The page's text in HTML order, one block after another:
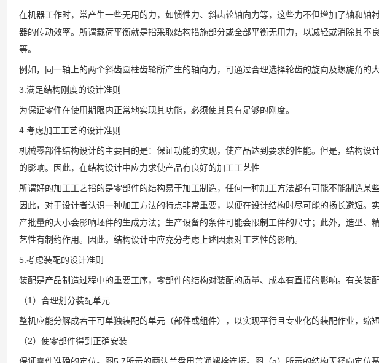
在机器工作时，常产生一些无用的力，如惯性力、斜齿轮轴向力等，这些力不但增加了轴和轴
器的传动效率。所谓载荷平衡就是指采取结构措施部分或全部平衡无用力，以减轻或消除其不
等。
例如，同一轴上的两个斜齿圆柱齿轮所产生的轴向力，可通过合理选择轮齿的旋向及螺旋角的
3.满足结构刚度的设计准则
为保证零件在使用期限内正常地实现其功能，必须使其具有足够的刚度。
4.考虑加工工艺的设计准则
机械零部件结构设计的主要目的是：保证功能的实现，使产品达到要求的性能。但是，结构设
的影响。因此，在结构设计中应力求使产品有良好的加工工艺性
所谓好的加工工艺指的是零部件的结构易于加工制造，任何一种加工方法都有可能不能制造某
因此，对于设计者认识一种加工方法的特点非常重要，以便在设计结构时尽可能的扬长避短。
产批量的大小会影响坯件的生成方法；生产设备的条件可能会限制工件的尺寸；此外，造型、
艺性有制约作用。因此，结构设计中应充分考虑上述因素对工艺性的影响。
5.考虑装配的设计准则
装配是产品制造过程中的重要工序，零部件的结构对装配的质量、成本有直接的影响。有关装
（1）合理划分装配单元
整机应能分解成若干可单独装配的单元（部件或组件），以实现平行且专业化的装配作业，缩
（2）使零部件得到正确安装